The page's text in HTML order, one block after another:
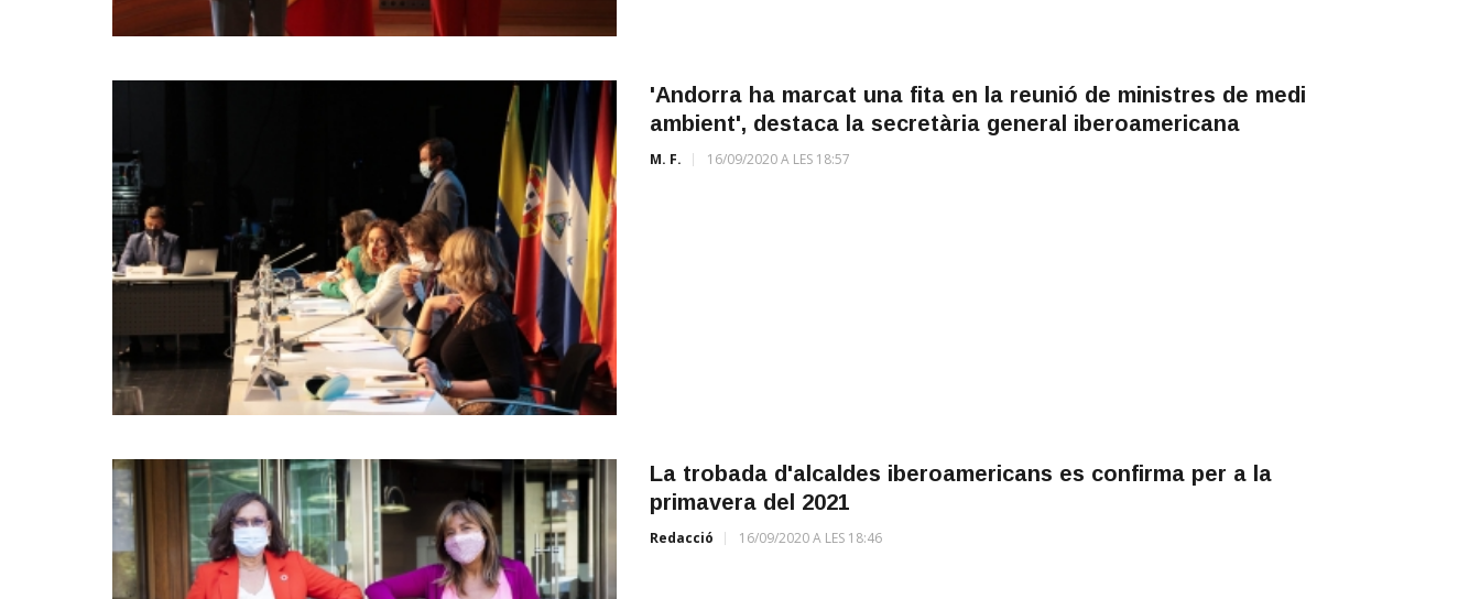
'Andorra ha marcat una fita en la reunió de ministres de medi
ambient', destaca la secretària general iberoamericana
M. F. 16/09/2020 A LES 18:57
La trobada d'alcaldes iberoamericans es confirma per a la
primavera del 2021
Redacció 16/09/2020 A LES 18:46